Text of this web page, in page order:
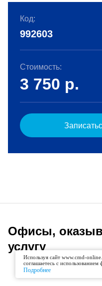
Код:
992603
Стоимость:
3 750 р.
Офисы,
услугу
Списком
Используя сайт www.cmd-
соглашаетесь с использованием
Подробнее